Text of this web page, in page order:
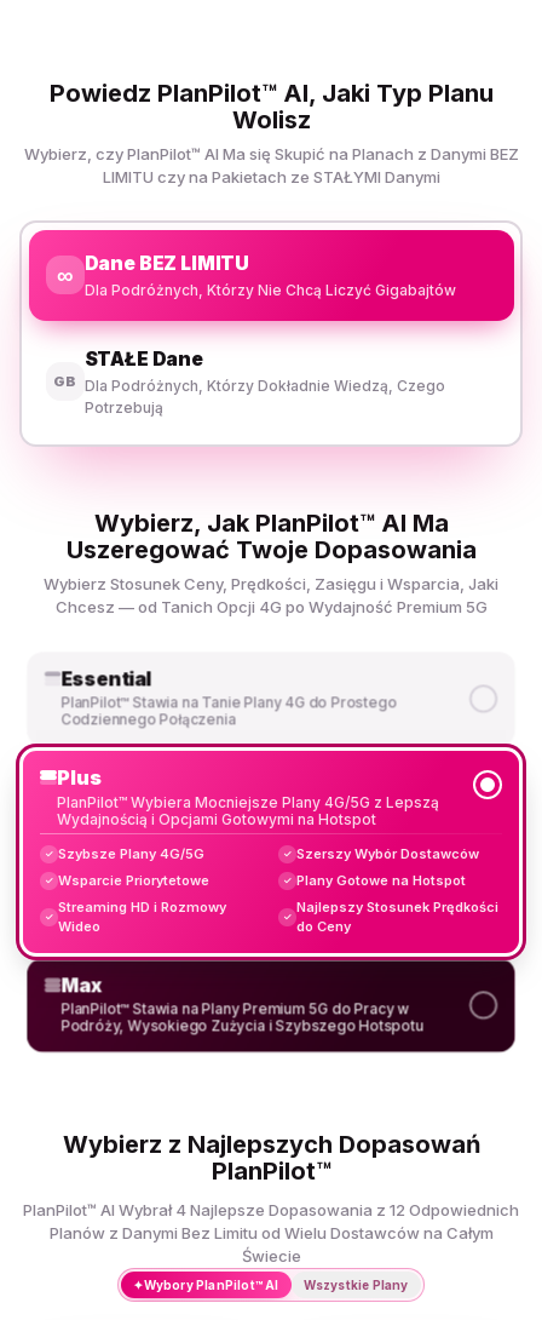
Powiedz PlanPilot™ AI, Jaki Typ Planu
Wolisz
Wybierz, czy PlanPilot™ AI Ma się Skupić na Planach z Danymi BEZ
LIMITU czy na Pakietach ze STAŁYMI Danymi
∞ Dane BEZ LIMITU
Dla Podróżnych, Którzy Nie Chcą Liczyć Gigabajtów
GB
STAŁE Dane
Dla Podróżnych, Którzy Dokładnie Wiedzą, Czego
Potrzebują
Wybierz, Jak PlanPilot™ AI Ma
Uszeregować Twoje Dopasowania
Wybierz Stosunek Ceny, Prędkości, Zasięgu i Wsparcia, Jaki
Chcesz — od Tanich Opcji 4G po Wydajność Premium 5G
Essential
PlanPilot™ Stawia na Tanie Plany 4G do Prostego
Codziennego Połączenia
Plus
PlanPilot™ Wybiera Mocniejsze Plany 4G/5G z Lepszą
Wydajnością i Opcjami Gotowymi na Hotspot
✓ Szybsze Plany 4G/5G ✓ Szerszy Wybór Dostawców
✓ Wsparcie Priorytetowe ✓ Plany Gotowe na Hotspot
✓
Streaming HD i Rozmowy
Wideo
✓
Najlepszy Stosunek Prędkości
do Ceny
Max
PlanPilot™ Stawia na Plany Premium 5G do Pracy w
Podróży, Wysokiego Zużycia i Szybszego Hotspotu
Wybierz z Najlepszych Dopasowań
PlanPilot™
PlanPilot™ AI Wybrał 4 Najlepsze Dopasowania z 12 Odpowiednich
Planów z Danymi Bez Limitu od Wielu Dostawców na Całym
Świecie
✦Wybory PlanPilot™ AI Wszystkie Plany